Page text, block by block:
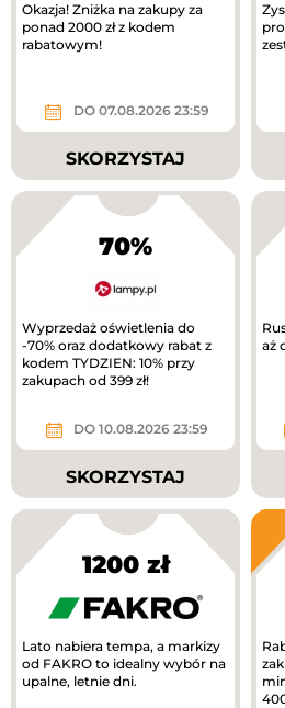
Okazja! Zniżka na zakupy za
ponad 2000 zł z kodem
rabatowym!
DO 07.08.2026 23:59
SKORZYSTAJ
70%
Wyprzedaż oświetlenia do
-70% oraz dodatkowy rabat z
kodem TYDZIEN: 10% przy
zakupach od 399 zł!
DO 10.08.2026 23:59
SKORZYSTAJ
aż
1200 zł
Lato nabiera tempa, a markizy
od FAKRO to idealny wybór na
upalne, letnie dni.